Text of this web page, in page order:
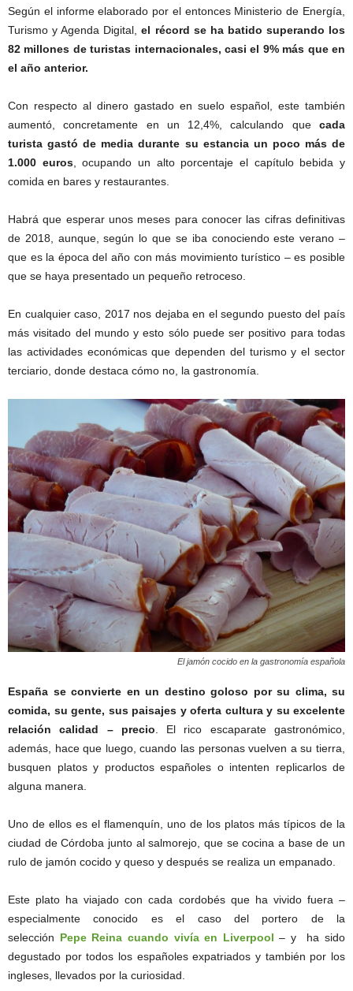
Según el informe elaborado por el entonces Ministerio de Energía,
Turismo y Agenda Digital,el récord se ha batido superando los
82 millones de turistas internacionales, casi el 9% más que en
el año anterior.
Con respecto al dinero gastado en suelo español, este también
aumentó, concretamente en un 12,4%, calculando que cada
turista gastó de media durante su estancia un poco más de
1.000 euros, ocupando un alto porcentaje el capítulo bebida y
comida en bares y restaurantes.
Habrá que esperar unos meses para conocer las cifras definitivas
de 2018, aunque, según lo que se iba conociendo este verano –
que es la época del año con más movimiento turístico – es posible
que se haya presentado un pequeño retroceso.
En cualquier caso, 2017 nos dejaba en el segundo puesto del país
más visitado del mundo y esto sólo puede ser positivo para todas
las actividades económicas que dependen del turismo y el sector
terciario, donde destaca cómo no, la gastronomía.
El jamón cocido en la gastronomía española
España se convierte en un destino goloso por su clima, su
comida, su gente, sus paisajes y oferta cultura y su excelente
relación calidad – precio . El rico escaparate gastronómico,
además, hace que luego, cuando las personas vuelven a su tierra,
busquen platos y productos españoles o intenten replicarlos de
alguna manera.
Uno de ellos es el flamenquín, uno de los platos más típicos de la
ciudad de Córdoba junto al salmorejo, que se cocina a base de un
rulo de jamón cocido y queso y después se realiza un empanado.
Este plato ha viajado con cada cordobés que ha vivido fuera –
especialmente conocido es el caso del portero de la
selección Pepe Reina cuando vivía en Liverpool – y ha sido
degustado por todos los españoles expatriados y también por los
ingleses, llevados por la curiosidad.